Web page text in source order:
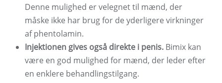
Denne mulighed er velegnet til mænd, der
måske ikke har brug for de yderligere virkninger
af phentolamin.
Injektionen gives også direkte i penis. Bimix kan
være en god mulighed for mænd, der leder efter
en enklere behandlingstilgang.